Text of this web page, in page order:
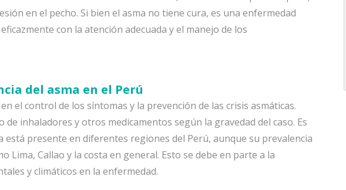
en el pecho. Si bien el asma no tiene cura, es una enfermedad
con la atención adecuada y el manejo de los
del asma en el Perú
el control de los síntomas y la prevención de las crisis asmáticas.
de inhaladores y otros medicamentos según la gravedad del caso. Es
está presente en diferentes regiones del Perú, aunque su prevalencia
Lima, Callao y la costa en general. Esto se debe en parte a la
y climáticos en la enfermedad.